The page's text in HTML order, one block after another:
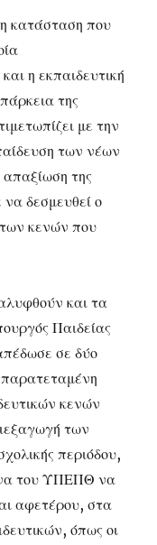
κατάσταση που
η εκπαιδευτική
της
με την
των νέων
της
να δεσμευθεί ο
κενών που
και τα
Παιδείας
σε δύο
παρατεταμένη
κενών
των
περιόδου,
του ΥΠΕΠΘ να
αφετέρου, στα
όπως οι